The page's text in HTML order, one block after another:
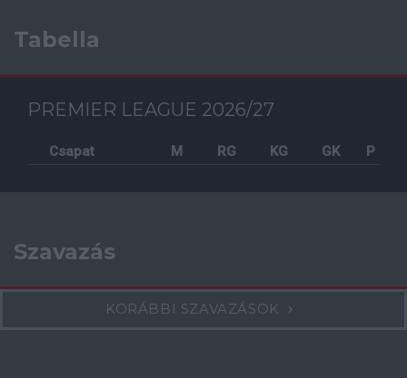
Tabella
PREMIER LEAGUE 2026/27
Csapat M RG KG GK P
Szavazás
KORÁBBI SZAVAZÁSOK